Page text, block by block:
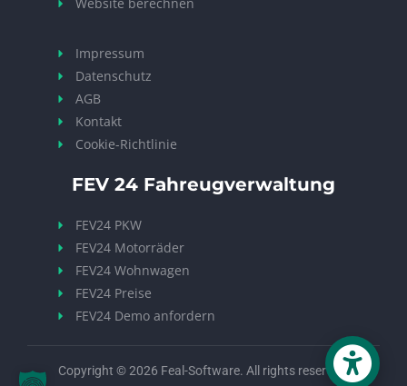
Impressum
Datenschutz
AGB
Kontakt
Cookie-Richtlinie
FEV 24 Fahreugverwaltung
FEV24 PKW
FEV24 Motorräder
FEV24 Wohnwagen
FEV24 Preise
FEV24 Demo anfordern
Copyright © 2026 Feal-Software. All rights reserved.